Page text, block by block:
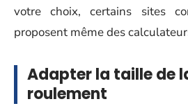
votre choix, certains sites
proposent même des
Adapter la taille de
roulement